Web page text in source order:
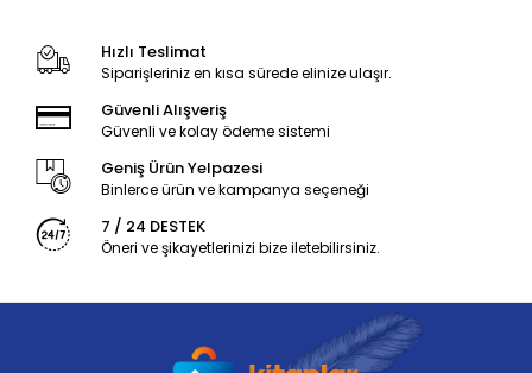
Hızlı Teslimat
Siparişleriniz en kısa sürede elinize ulaşır.
Güvenli Alışveriş
Güvenli ve kolay ödeme sistemi
Geniş Ürün Yelpazesi
Binlerce ürün ve kampanya seçeneği
7 / 24 DESTEK
Öneri ve şikayetlerinizi bize iletebilirsiniz.